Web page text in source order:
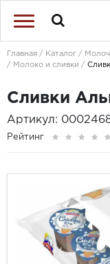
Главная Каталог
Молоко и сливки
Сливки
Артикул:
Рейтинг